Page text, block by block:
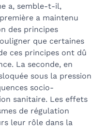
a, semble-t-il,
a maintenu
des principes
que certaines
ces principes ont dû
La seconde, en
sous la pression
socio-
sanitaire. Les effets
de régulation
leur rôle dans la